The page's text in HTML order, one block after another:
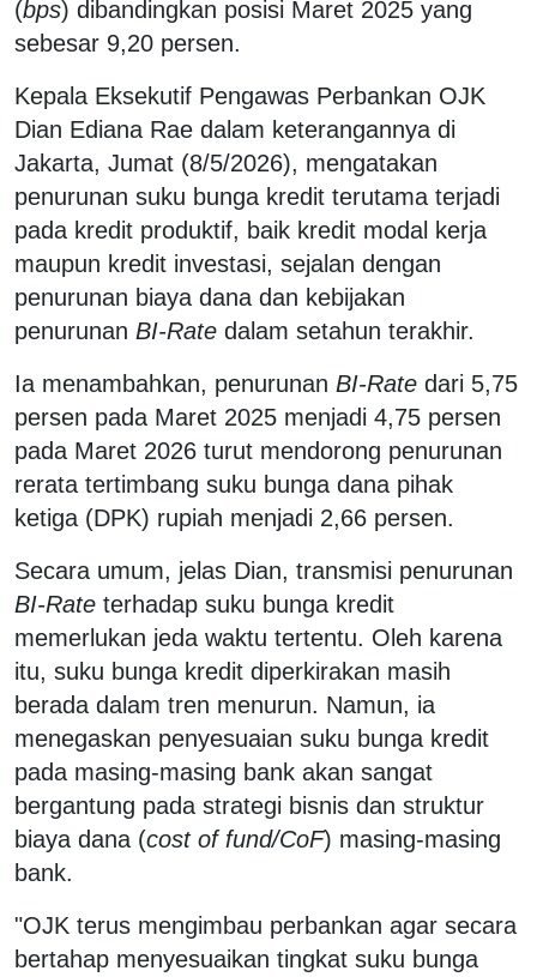
(bps) dibandingkan posisi Maret 2025 yang
sebesar 9,20 persen.
Kepala Eksekutif Pengawas Perbankan OJK
Dian Ediana Rae dalam keterangannya di
Jakarta, Jumat (8/5/2026), mengatakan
penurunan suku bunga kredit terutama terjadi
pada kredit produktif, baik kredit modal kerja
maupun kredit investasi, sejalan dengan
penurunan biaya dana dan kebijakan
penurunan BI-Rate dalam setahun terakhir.
Ia menambahkan, penurunan BI-Rate dari 5,75
persen pada Maret 2025 menjadi 4,75 persen
pada Maret 2026 turut mendorong penurunan
rerata tertimbang suku bunga dana pihak
ketiga (DPK) rupiah menjadi 2,66 persen.
Secara umum, jelas Dian, transmisi penurunan
BI-Rate terhadap suku bunga kredit
memerlukan jeda waktu tertentu. Oleh karena
itu, suku bunga kredit diperkirakan masih
berada dalam tren menurun. Namun, ia
menegaskan penyesuaian suku bunga kredit
pada masing-masing bank akan sangat
bergantung pada strategi bisnis dan struktur
biaya dana (cost of fund/CoF) masing-masing
bank.
"OJK terus mengimbau perbankan agar secara
bertahap menyesuaikan tingkat suku bunga